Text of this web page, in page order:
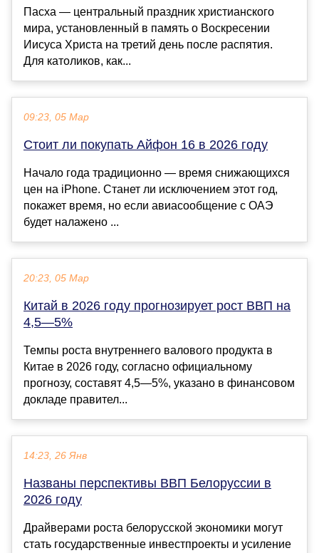
Пасха — центральный праздник христианского
мира, установленный в память о Воскресении
Иисуса Христа на третий день после распятия.
Для католиков, как...
09:23, 05 Мар
Стоит ли покупать Айфон 16 в 2026 году
Начало года традиционно — время снижающихся
цен на iPhone. Станет ли исключением этот год,
покажет время, но если авиасообщение с ОАЭ
будет налажено ...
20:23, 05 Мар
Китай в 2026 году прогнозирует рост ВВП на
4,5—5%
Темпы роста внутреннего валового продукта в
Китае в 2026 году, согласно официальному
прогнозу, составят 4,5—5%, указано в финансовом
докладе правител...
14:23, 26 Янв
Названы перспективы ВВП Белоруссии в
2026 году
Драйверами роста белорусской экономики могут
стать государственные инвестпроекты и усиление